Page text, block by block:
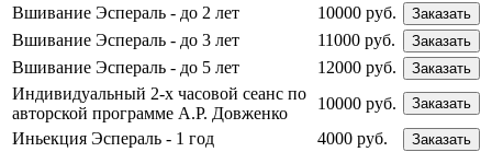
Вшивание Эспераль - до 2 лет 10000 руб. Заказать
Вшивание Эспераль - до 3 лет 11000 руб. Заказать
Вшивание Эспераль - до 5 лет 12000 руб. Заказать
Индивидуальный 2-х часовой сеанс по
авторской программе А.Р. Довженко
10000 руб. Заказать
Иньекция Эспераль - 1 год 4000 руб. Заказать